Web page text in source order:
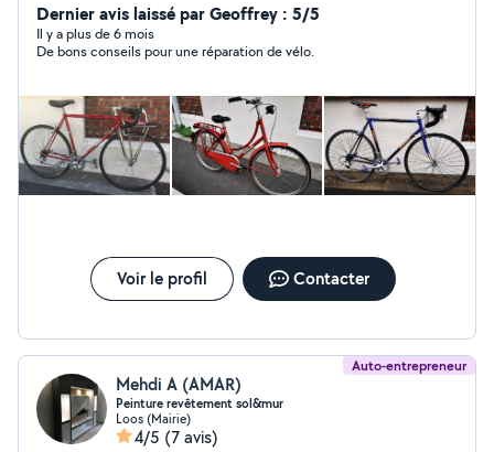
Devis devant le vélo. Services proposés : Tout sauf
moteurs ...
Dernier avis laissé par Geoffrey : 5/5
Il y a plus de 6 mois
De bons conseils pour une réparation de vélo.
Voir le profil Contacter
Auto-entrepreneur
Mehdi A (AMAR)
Peinture revêtement sol&mur
Loos (Mairie)
4/5 (7 avis)